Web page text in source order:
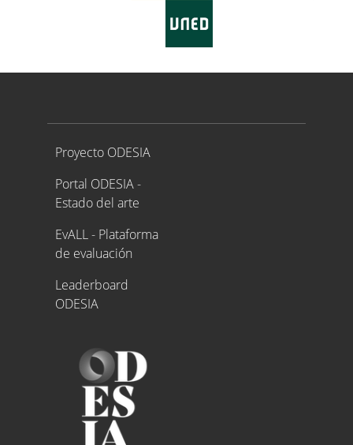
Proyecto ODESIA
Proyecto ODESIA
Portal ODESIA -
Estado del arte
EvALL - Plataforma
de evaluación
Leaderboard
ODESIA